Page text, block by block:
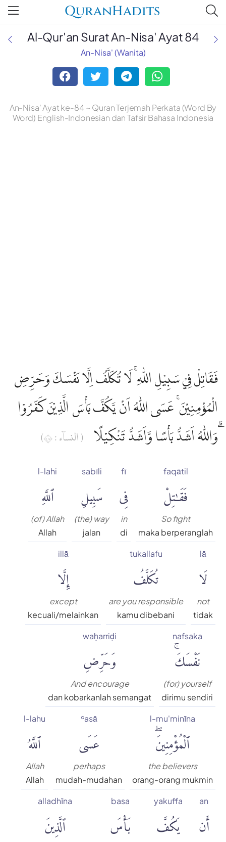
QuranHadits
Al-Qur'an Surat An-Nisa' Ayat 84
An-Nisa' (Wanita)
An-Nisa' Ayat ke-84 ~ Quran Terjemah Perkata (Word By
Word) English-Indonesian dan Tafsir Bahasa Indonesia
فَقَاتِلْ فِيْ سَبِيْلِ اللّٰهِ ۚ لَا تُكَلَّفُ اِلَّا نَفْسَكَ وَحَرِّضِ
الْمُؤْمِنِيْنَ ۚ عَسَى اللّٰهُ اَنْ يَّكُفَّ بَأْسَ الَّذِيْنَ كَفَرُوْا
ۗوَاللّٰهُ اَشَدُّ بَأْسًا وَّاَشَدُّ تَنْكِيْلًا
( النساۤء : ٨٤)
faqātil
فَقَٰتِلْ
So fight
maka berperanglah
fī
فِى
in
di
sabīli
سَبِيلِ
(the) way
jalan
l-lahi
ٱللَّهِ
(of) Allah
Allah
lā
لَا
not
tidak
tukallafu
تُكَلَّفُ
are you responsible
kamu dibebani
illā
إِلَّا
except
kecuali/melainkan
nafsaka
نَفْسَكَۚ
(for) yourself
dirimu sendiri
waḥarriḍi
وَحَرِّضِ
And encourage
dan kobarkanlah semangat
l-mu'minīna
ٱلْمُؤْمِنِينَۖ
the believers
orang-orang mukmin
ʿasā
عَسَى
perhaps
mudah-mudahan
l-lahu
ٱللَّهُ
Allah
Allah
an
أَن
yakuffa
يَكُفَّ
basa
بَأْسَ
alladhīna
ٱلَّذِينَ